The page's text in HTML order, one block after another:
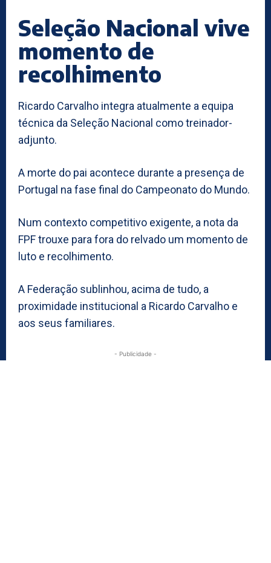
Seleção Nacional vive
momento de
recolhimento
Ricardo Carvalho integra atualmente a equipa
técnica da Seleção Nacional como treinador-
adjunto.
A morte do pai acontece durante a presença de
Portugal na fase final do Campeonato do Mundo.
Num contexto competitivo exigente, a nota da
FPF trouxe para fora do relvado um momento de
luto e recolhimento.
A Federação sublinhou, acima de tudo, a
proximidade institucional a Ricardo Carvalho e
aos seus familiares.
- Publicidade -